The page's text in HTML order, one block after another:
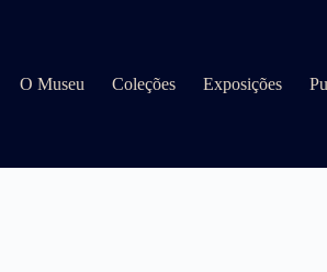
O Museu
Coleções Exposições